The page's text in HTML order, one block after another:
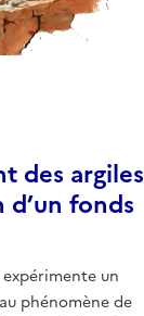
des argiles
fonds
un
phénomène de